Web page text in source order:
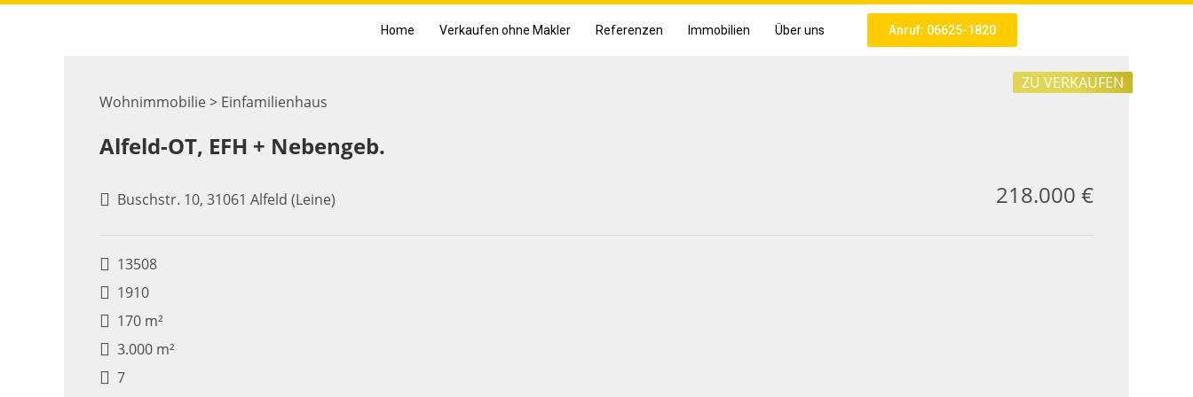
Home Verkaufen ohne Makler Referenzen Immobilien Über uns Anruf: 06625-1820
Wohnimmobilie > Einfamilienhaus
ZU VERKAUFEN
Alfeld-OT, EFH + Nebengeb.
Buschstr. 10, 31061 Alfeld (Leine) 218.000 €
13508
1910
170 m²
3.000 m²
7